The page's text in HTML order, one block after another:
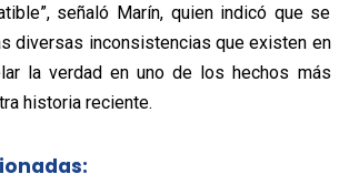
señaló Marín, quien indicó que se
diversas inconsistencias que existen en
la verdad en uno de los hechos más
historia reciente.